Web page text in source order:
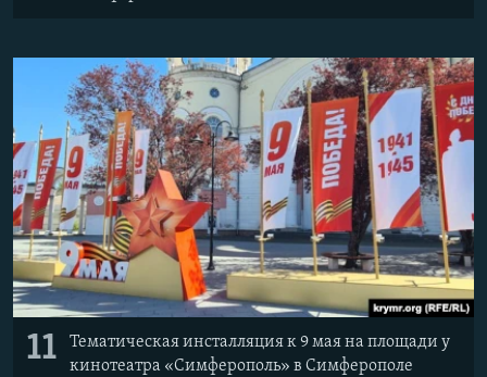
11
Тематическая инсталляция к 9 мая на площади у
кинотеатра «Симферополь» в Симферополе